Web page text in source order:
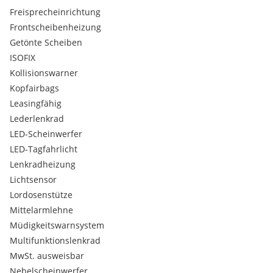
Freisprecheinrichtung
Frontscheibenheizung
Getönte Scheiben
ISOFIX
Kollisionswarner
Kopfairbags
Leasingfähig
Lederlenkrad
LED-Scheinwerfer
LED-Tagfahrlicht
Lenkradheizung
Lichtsensor
Lordosenstütze
Mittelarmlehne
Müdigkeitswarnsystem
Multifunktionslenkrad
MwSt. ausweisbar